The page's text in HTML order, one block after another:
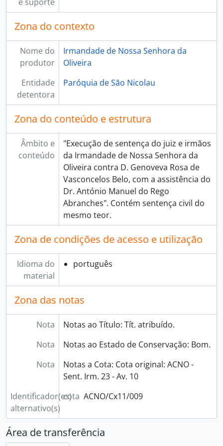
[Subsecção] B - Tesouraria, 1690-01-28 - 1982
[Secção] B - Assembleia Geral, 1756 - 1860-01-29
Zona do contexto
Nome do
produtor
Irmandade de Nossa Senhora da
Oliveira
Entidade
detentora
Paróquia de São Nicolau
Zona do conteúdo e estrutura
Âmbito e
conteúdo
"Execução de sentença do juiz e irmãos
da Irmandade de Nossa Senhora da
Oliveira contra D. Genoveva Rosa de
Vasconcelos Belo, com a assistência do
Dr. António Manuel do Rego
Abranches". Contém sentença civil do
mesmo teor.
Zona de condições de acesso e utilização
Idioma do
material
português
Zona das notas
Nota
Notas ao Título: Tít. atribuído.
Nota
Notas ao Estado de Conservação: Bom.
Nota
Notas a Cota: Cota original: ACNO -
Sent. Irm. 23 - Av. 10
Identificador(es)
alternativo(s)
cota ACNO/Cx11/009
Área de transferência